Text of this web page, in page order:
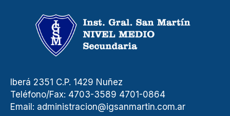
Iberá 2351 C.P. 1429 Nuñez
Teléfono/Fax: 4703-3589 4701-0864
Email: administracion@igsanmartin.com.ar